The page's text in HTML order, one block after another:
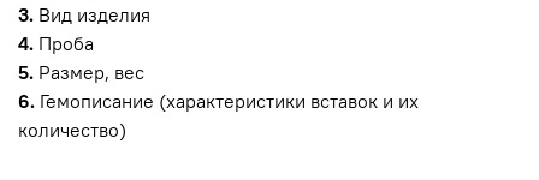
3. Вид изделия
4. Проба
5. Размер, вес
6. Гемописание (характеристики вставок и их
количество)